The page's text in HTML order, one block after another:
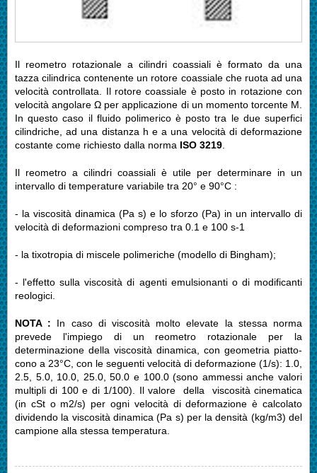
Il reometro rotazionale a cilindri coassiali è formato da una
tazza cilindrica contenente un rotore coassiale che ruota ad una
velocità controllata. Il rotore coassiale è posto in rotazione con
velocità angolare Ω per applicazione di un momento torcente M.
In questo caso il fluido polimerico è posto tra le due superfici
cilindriche, ad una distanza h e a una velocità di deformazione
costante come richiesto dalla norma ISO 3219
Il reometro a cilindri coassiali è utile per determinare in un
intervallo di temperature variabile tra 20° e 90°C :
- la viscosità dinamica (Pa s) e lo sforzo (Pa) in un intervallo di
velocità di deformazioni compreso tra 0.1 e 100 s-1
- la tixotropia di miscele polimeriche (modello di Bingham);
- l'effetto sulla viscosità di agenti emulsionanti o di modificanti
reologici.
NOTA : In caso di viscosità molto elevate la stessa norma
prevede l'impiego di un reometro rotazionale per la
determinazione della viscosità dinamica, con geometria piatto-
cono a 23°C, con le seguenti velocità di deformazione (1/s): 1.0,
2.5, 5.0, 10.0, 25.0, 50.0 e 100.0 (sono ammessi anche valori
multipli di 100 e di 1/100). Il valore della viscosità cinematica
(in cSt o m2/s) per ogni velocità di deformazione è calcolato
dividendo la viscosità dinamica (Pa s) per la densità (kg/m3) del
campione alla stessa temperatura.